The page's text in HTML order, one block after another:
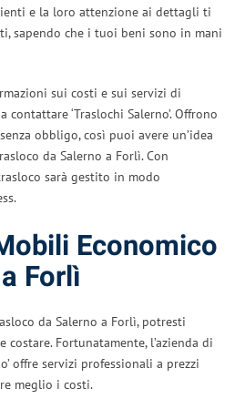
e la loro attenzione ai dettagli ti
sapendo che i tuoi beni sono in mani
sui costi e sui servizi di
‘Traslochi Salerno’. Offrono
obbligo, così puoi avere un’idea
da Salerno a Forlì. Con
sarà gestito in modo
Economico
Forlì
da Salerno a Forlì, potresti
Fortunatamente, l’azienda di
offre servizi professionali a prezzi
meglio i costi.